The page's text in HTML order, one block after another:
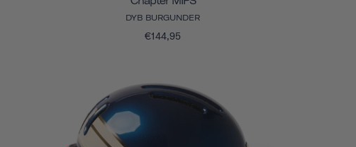
DYB BURGUNDER
€144,95